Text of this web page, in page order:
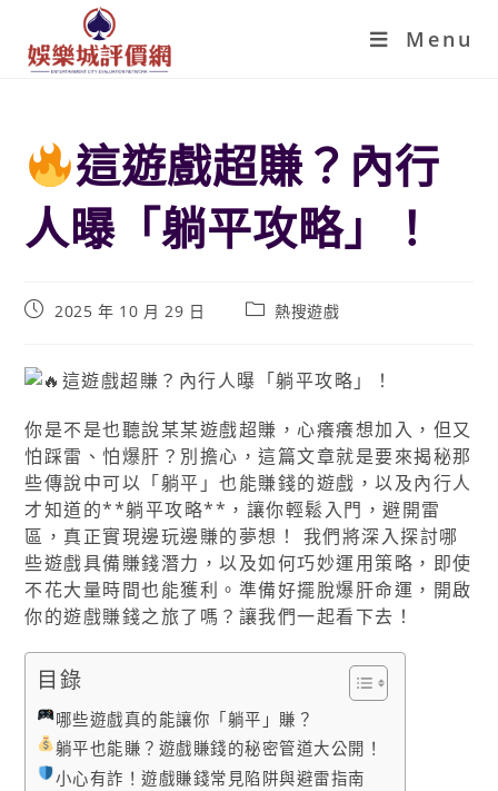
Menu
這遊戲超賺？內行
人曝「躺平攻略」！
2025 年 10 月 29 日 熱搜遊戲
你是不是也聽說某某遊戲超賺，心癢癢想加入，但又
怕踩雷、怕爆肝？別擔心，這篇文章就是要來揭秘那
些傳說中可以「躺平」也能賺錢的遊戲，以及內行人
才知道的**躺平攻略**，讓你輕鬆入門，避開雷
區，真正實現邊玩邊賺的夢想！ 我們將深入探討哪
些遊戲具備賺錢潛力，以及如何巧妙運用策略，即使
不花大量時間也能獲利。準備好擺脫爆肝命運，開啟
你的遊戲賺錢之旅了嗎？讓我們一起看下去！
目錄
哪些遊戲真的能讓你「躺平」賺？
躺平也能賺？遊戲賺錢的秘密管道大公開！
小心有詐！遊戲賺錢常見陷阱與避雷指南